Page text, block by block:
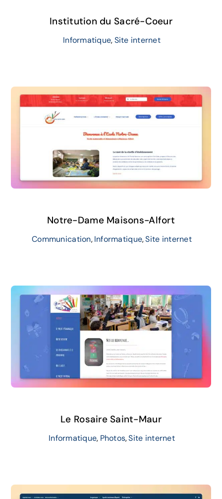
Institution du Sacré-Coeur
Informatique,Site internet
Notre-Dame Maisons-Alfort
Communication,Informatique,Site internet
Le Rosaire Saint-Maur
Informatique, Photos,Site internet